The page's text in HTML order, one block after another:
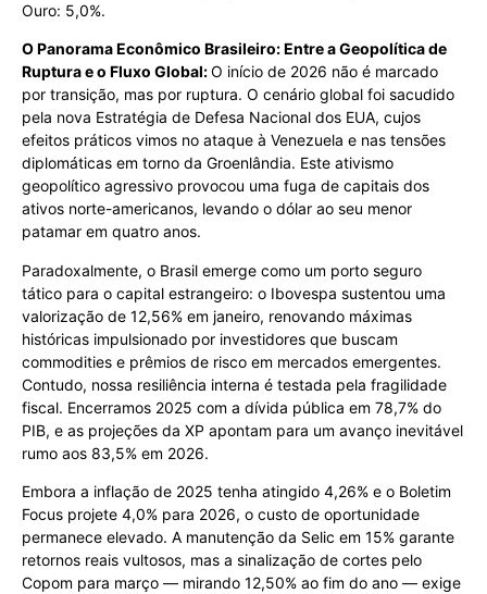
Ouro: 5,0%.
O Panorama Econômico Brasileiro: Entre a Geopolítica de
Ruptura e o Fluxo Global:O início de 2026 não é marcado
por transição, mas por ruptura. O cenário global foi sacudido
pela nova Estratégia de Defesa Nacional dos EUA, cujos
efeitos práticos vimos no ataque à Venezuela e nas tensões
diplomáticas em torno da Groenlândia. Este ativismo
geopolítico agressivo provocou uma fuga de capitais dos
ativos norte-americanos, levando o dólar ao seu menor
patamar em quatro anos.
Paradoxalmente, o Brasil emerge como um porto seguro
tático para o capital estrangeiro: o Ibovespa sustentou uma
valorização de 12,56% em janeiro, renovando máximas
históricas impulsionado por investidores que buscam
commodities e prêmios de risco em mercados emergentes.
Contudo, nossa resiliência interna é testada pela fragilidade
fiscal. Encerramos 2025 com a dívida pública em 78,7% do
PIB, e as projeções da XP apontam para um avanço inevitável
rumo aos 83,5% em 2026.
Embora a inflação de 2025 tenha atingido 4,26% e o Boletim
Focus projete 4,0% para 2026, o custo de oportunidade
permanece elevado. A manutenção da Selic em 15% garante
retornos reais vultosos, mas a sinalização de cortes pelo
Copom para março — mirando 12,50% ao fim do ano — exige